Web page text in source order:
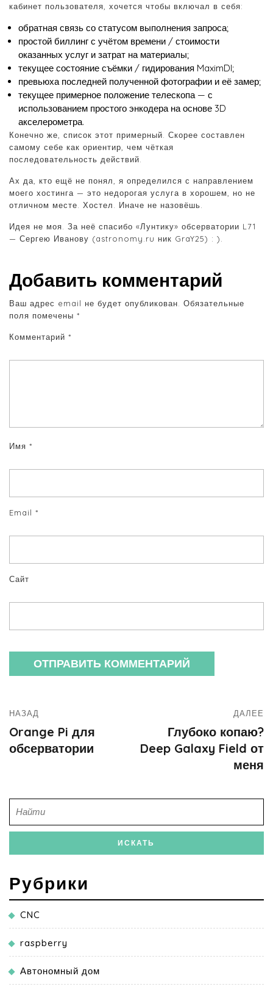
кабинет пользователя, хочется чтобы включал в себя:
обратная связь со статусом выполнения запроса;
простой биллинг с учётом времени / стоимости
оказанных услуг и затрат на материалы;
текущее состояние съёмки / гидирования MaximDl;
превьюха последней полученной фотографии и её замер;
текущее примерное положение телескопа — с
использованием простого энкодера на основе 3D
акселерометра.
Конечно же, список этот примерный. Скорее составлен
самому себе как ориентир, чем чёткая
последовательность действий.
Ах да, кто ещё не понял, я определился с направлением
моего хостинга — это недорогая услуга в хорошем, но не
отличном месте. Хостел. Иначе не назовёшь.
Идея не моя. За неё спасибо «Лунтику» обсерватории L71
— Сергею Иванову (astronomy.ru ник GraY25) : ).
Добавить комментарий
Ваш адрес email не будет опубликован.
Обязательные
поля помечены *
Комментарий *
Имя *
Email *
Сайт
НАЗАД
Orange Pi для
обсерватории
ДАЛЕЕ
Глубоко копаю?
Deep Galaxy Field от
меня
Рубрики
CNC
raspberry
Автономный дом